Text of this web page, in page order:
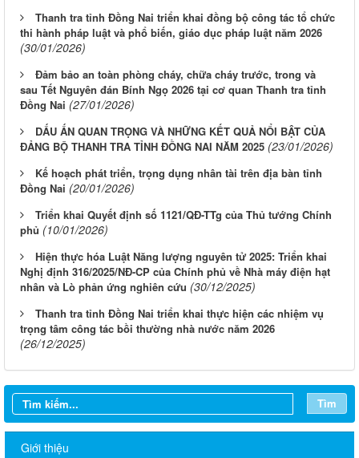
Thanh tra tỉnh Đồng Nai triển khai đồng bộ công tác tổ chức
thi hành pháp luật và phổ biến, giáo dục pháp luật năm 2026
(30/01/2026)
Đảm bảo an toàn phòng cháy, chữa cháy trước, trong và
sau Tết Nguyên đán Bính Ngọ 2026 tại cơ quan Thanh tra tỉnh
Đồng Nai (27/01/2026)
DẤU ẤN QUAN TRỌNG VÀ NHỮNG KẾT QUẢ NỔI BẬT CỦA
ĐẢNG BỘ THANH TRA TỈNH ĐỒNG NAI NĂM 2025 (23/01/2026)
Kế hoạch phát triển, trọng dụng nhân tài trên địa bàn tỉnh
Đồng Nai (20/01/2026)
Triển khai Quyết định số 1121/QĐ-TTg của Thủ tướng Chính
phủ (10/01/2026)
Hiện thực hóa Luật Năng lượng nguyên tử 2025: Triển khai
Nghị định 316/2025/NĐ-CP của Chính phủ về Nhà máy điện hạt
nhân và Lò phản ứng nghiên cứu (30/12/2025)
Thanh tra tỉnh Đồng Nai triển khai thực hiện các nhiệm vụ
trọng tâm công tác bồi thường nhà nước năm 2026
(26/12/2025)
Tìm
Giới thiệu